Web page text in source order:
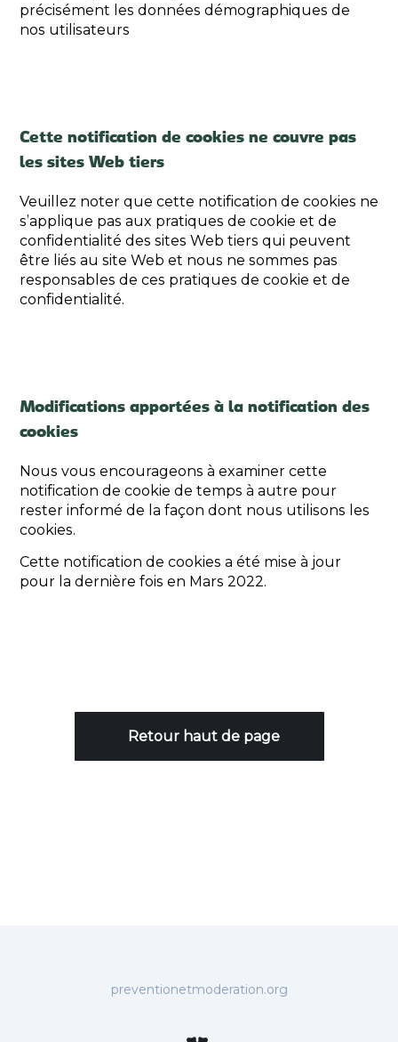
précisément les données démographiques de
nos utilisateurs
Cette notification de cookies ne couvre pas
les sites Web tiers
Veuillez noter que cette notification de cookies ne
s’applique pas aux pratiques de cookie et de
confidentialité des sites Web tiers qui peuvent
être liés au site Web et nous ne sommes pas
responsables de ces pratiques de cookie et de
confidentialité.
Modifications apportées à la notification des
cookies
Nous vous encourageons à examiner cette
notification de cookie de temps à autre pour
rester informé de la façon dont nous utilisons les
cookies.
Cette notification de cookies a été mise à jour
pour la dernière fois en Mars 2022.
Retour haut de page
preventionetmoderation.org